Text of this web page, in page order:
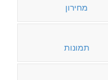
מחירון
תמונות